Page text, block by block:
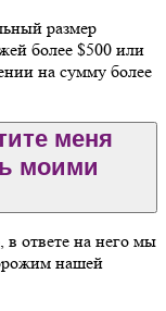
размер
более $500 или
на сумму более
меня
моими
ответе на него мы
нашей